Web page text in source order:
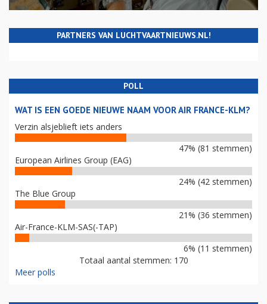
PARTNERS VAN LUCHTVAARTNIEUWS.NL!
POLL
WAT IS EEN GOEDE NIEUWE NAAM VOOR AIR FRANCE-KLM?
Verzin alsjeblieft iets anders
47% (81 stemmen)
European Airlines Group (EAG)
24% (42 stemmen)
The Blue Group
21% (36 stemmen)
Air-France-KLM-SAS(-TAP)
6% (11 stemmen)
Totaal aantal stemmen: 170
Meer polls